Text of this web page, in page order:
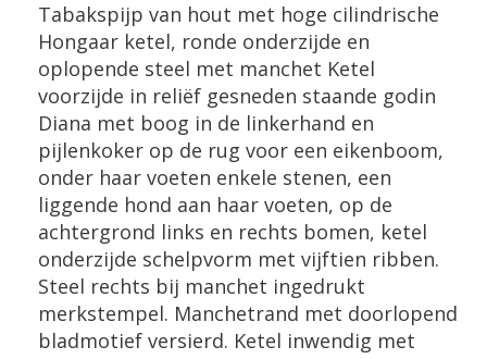
Tabakspijp van hout met hoge cilindrische
Hongaar ketel, ronde onderzijde en
oplopende steel met manchet Ketel
voorzijde in reliëf gesneden staande godin
Diana met boog in de linkerhand en
pijlenkoker op de rug voor een eikenboom,
onder haar voeten enkele stenen, een
liggende hond aan haar voeten, op de
achtergrond links en rechts bomen, ketel
onderzijde schelpvorm met vijftien ribben.
Steel rechts bij manchet ingedrukt
merkstempel. Manchetrand met doorlopend
bladmotief versierd. Ketel inwendig met